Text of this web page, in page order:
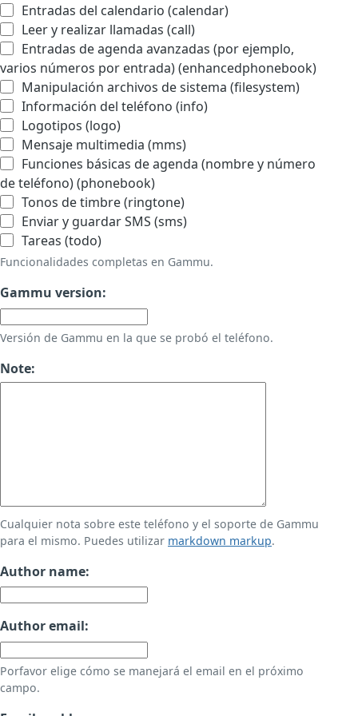
Entradas del calendario (calendar)
Leer y realizar llamadas (call)
Entradas de agenda avanzadas (por ejemplo,
varios números por entrada) (enhancedphonebook)
Manipulación archivos de sistema (filesystem)
Información del teléfono (info)
Logotipos (logo)
Mensaje multimedia (mms)
Funciones básicas de agenda (nombre y número
de teléfono) (phonebook)
Tonos de timbre (ringtone)
Enviar y guardar SMS (sms)
Tareas (todo)
Funcionalidades completas en Gammu.
Gammu version:
Versión de Gammu en la que se probó el teléfono.
Note:
Cualquier nota sobre este teléfono y el soporte de Gammu
para el mismo. Puedes utilizar markdown markup.
Author name:
Author email:
Porfavor elige cómo se manejará el email en el próximo
campo.